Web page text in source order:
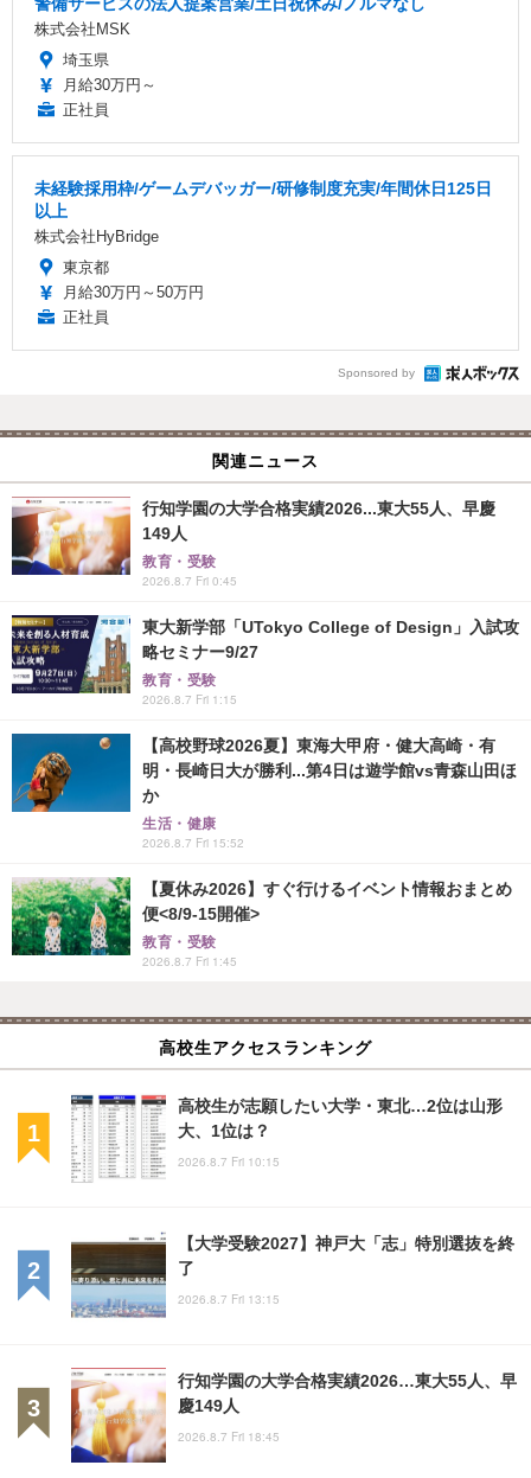
株式会社MSK
埼玉県
月給30万円～
正社員
未経験採用枠/ゲームデバッガー/研修制度充実/年間休日125日
以上
株式会社HyBridge
東京都
月給30万円～50万円
正社員
Sponsored by
関連ニュース
行知学園の大学合格実績2026...東大55人、早慶
149人
教育・受験
2026.8.7 Fri 0:45
東大新学部「UTokyo College of Design」入試攻
略セミナー9/27
教育・受験
2026.8.7 Fri 1:15
【高校野球2026夏】東海大甲府・健大高崎・有
明・長崎日大が勝利...第4日は遊学館vs青森山田ほ
か
生活・健康
2026.8.7 Fri 15:52
【夏休み2026】すぐ行けるイベント情報おまとめ
便<8/9-15開催>
教育・受験
2026.8.7 Fri 1:45
高校生アクセスランキング
高校生が志願したい大学・東北…2位は山形
大、1位は？
2026.8.7 Fri 10:15
【大学受験2027】神戸大「志」特別選抜を終
了
2026.8.7 Fri 13:15
行知学園の大学合格実績2026…東大55人、早
慶149人
2026.8.7 Fri 18:45